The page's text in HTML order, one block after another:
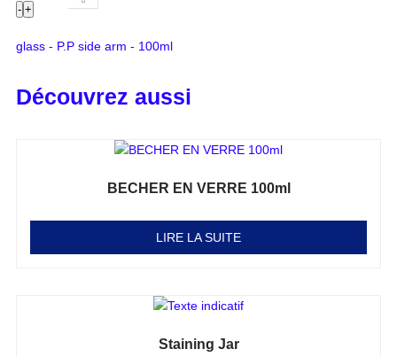
- +
glass - P.P side arm - 100ml
Découvrez aussi
BECHER EN VERRE 100ml
LIRE LA SUITE
Staining Jar